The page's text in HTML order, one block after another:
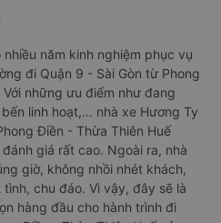
năm kinh nghiệm phục vụ
đi Quận 9 - Sài Gòn từ Phong
những ưu điểm như đang
linh hoạt,… nhà xe Hương Ty
Điền - Thừa Thiên Huế
giá rất cao. Ngoài ra, nhà
giờ, không nhồi nhét khách,
chu đáo. Vì vậy, đây sẽ là
hàng đầu cho hành trình đi